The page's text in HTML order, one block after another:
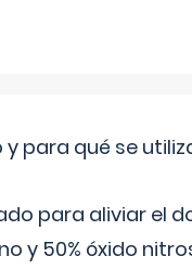
y para qué se
para aliviar el
y 50% óxido